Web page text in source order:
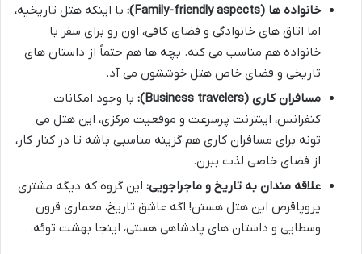
خانواده ها (Family-friendly aspects):
با اینکه هتل تاریخیه،
اما اتاق های خانوادگی و فضای کافی، اون رو برای سفر با
خانواده هم مناسب می کنه. بچه ها هم حتماً از داستان های
تاریخی و فضای خاص هتل خوششون می آد.
مسافران کاری (Business travelers):
با وجود امکانات
کنفرانس، اینترنت پرسرعت و موقعیت مرکزی، این هتل می
تونه برای مسافران کاری هم گزینه مناسبی باشه تا در کنار کار،
از فضای خاصی لذت ببرن.
علاقه مندان به تاریخ و ماجراجویی: این گروه که دیگه مشتری
پروپاقرص این هتل هستن! اگه عاشق تاریخ، معماری قرون
وسطایی و داستان های پادشاهی هستی، اینجا بهشت توئه.